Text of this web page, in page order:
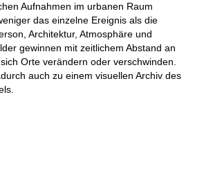
Aufnahmen im urbanen Raum
das einzelne Ereignis als die
Architektur, Atmosphäre und
gewinnen mit zeitlichem Abstand an
Orte verändern oder verschwinden.
auch zu einem visuellen Archiv des